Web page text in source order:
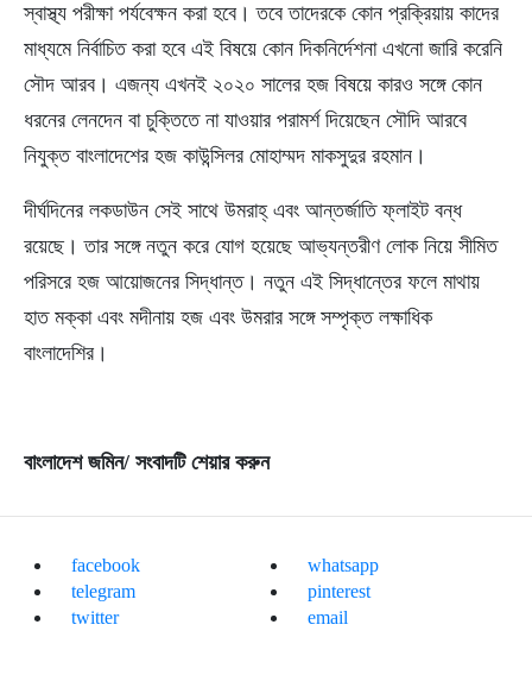
স্বাস্থ্য পরীক্ষা পর্যবেক্ষন করা হবে। তবে তাদেরকে কোন প্রক্রিয়ায় কাদের
মাধ্যমে নির্বাচিত করা হবে এই বিষয়ে কোন দিকনির্দেশনা এখনো জারি করেনি
সৌদ আরব। এজন্য এখনই ২০২০ সালের হজ বিষয়ে কারও সঙ্গে কোন
ধরনের লেনদেন বা চুক্তিতে না যাওয়ার পরামর্শ দিয়েছেন সৌদি আরবে
নিযুক্ত বাংলাদেশের হজ কাউন্সিলর মোহাম্মদ মাকসুদুর রহমান।
দীর্ঘদিনের লকডাউন সেই সাথে উমরাহ্‌ এবং আন্তর্জাতি ফ্লাইট বন্ধ
রয়েছে। তার সঙ্গে নতুন করে যোগ হয়েছে আভ্যন্তরীণ লোক নিয়ে সীমিত
পরিসরে হজ আয়োজনের সিদ্ধান্ত। নতুন এই সিদ্ধান্তের ফলে মাথায়
হাত মক্কা এবং মদীনায় হজ এবং উমরার সঙ্গে সম্পৃক্ত লক্ষাধিক
বাংলাদেশির।
বাংলাদেশ জমিন/ সংবাদটি শেয়ার করুন
facebook
whatsapp
telegram
pinterest
twitter
email